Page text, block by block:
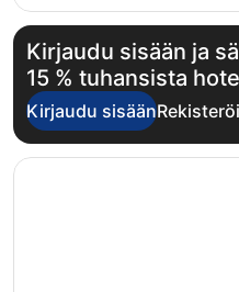
Kirjaudu sisään ja
15 % tuhansista
Kirjaudu sisään
Avautuu uuteen ikkunaan
SSAW Boutique Hotel